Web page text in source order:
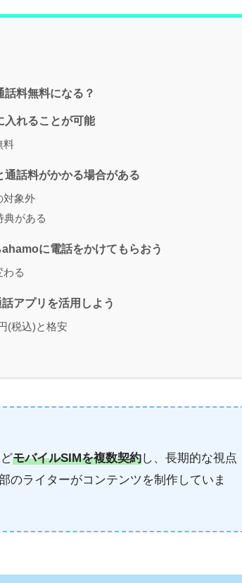
料無料になる？
入れることが可能
料
話料がかかる場合がある
対象外
典がある
に電話をかけてもらおう
わる
アプリを活用しよう
(税込)と格安
モバイルSIMを複数契約し、長期的な視点
のライターがコンテンツを制作していま